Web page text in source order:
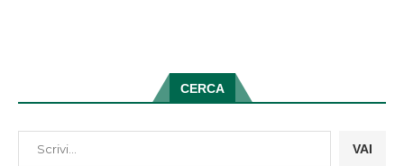
CERCA
VAI